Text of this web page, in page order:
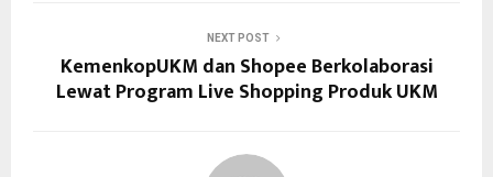
NEXT POST
KemenkopUKM dan Shopee Berkolaborasi
Lewat Program Live Shopping Produk UKM